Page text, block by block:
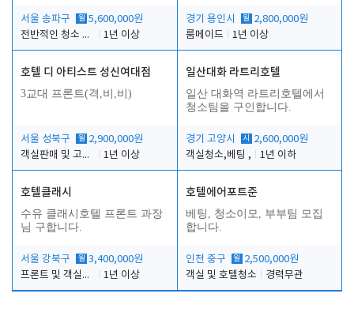
서울 송파구 월 5,600,000원
전반적인 청소 업무(객실청소.객실정리)
1년 이상
경기 용인시 월 2,800,000원
룸메이드
1년 이상
호텔 디 아티스트 성신여대점
3교대 프론트(격,비,비)
서울 성북구 월 2,900,000원
객실판매 및 고객응대
1년 이상
일산대화 라트리호텔
일산 대화역 라트리호텔에서
청소팀을 구인합니다.
경기 고양시 시
2,600,000원
객실청소,베팅 ,
1년 이하
호텔클래시
수유 클래시호텔 프론트 과장
님 구합니다.
서울 강북구 월 3,400,000원
프론트 및 객실관리
1년 이상
호텔에어포트준
베팅, 청소이모, 부부팀 모집
합니다.
인천 중구 월 2,500,000원
객실 및 호텔청소
경력무관